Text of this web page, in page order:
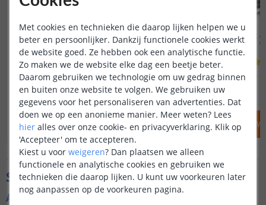
Solar grondspot Square
Warm wit licht
(96 reviews)
OP VOORRAAD 12,95
IN WINKELWAGEN
Voordeelset
Grijs |
OP VOORRAAD
IN
Specificaties
Algemene kenmerken
Met cookies en technieken die daarop lijken helpen we u
beter en persoonlijker. Dankzij functionele cookies werkt
de website goed. Ze hebben ook een analytische functie.
Zo maken we de website elke dag een beetje beter.
Daarom gebruiken we technologie om uw gedrag binnen
en buiten onze website te volgen. We gebruiken uw
gegevens voor het personaliseren van advertenties. Dat
doen we op een anonieme manier. Meer weten? Lees
hier alles over onze cookie- en privacyverklaring. Klik op
'Accepteer' om te accepteren.
Kiest u voor weigeren? Dan plaatsen we alleen
functionele en analytische cookies en gebruiken we
technieken die daarop lijken. U kunt uw voorkeuren later
nog aanpassen op de voorkeuren pagina.